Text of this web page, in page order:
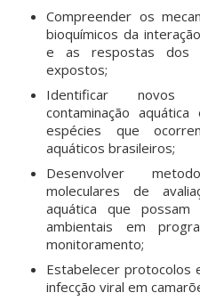
Compreender os
bioquímicos da
e as respostas dos
expostos;
Identificar novos
contaminação
espécies que
aquáticos brasileiros;
Desenvolver
moleculares de
aquática que
ambientais em
monitoramento;
Estabelecer protocolos
infecção viral em